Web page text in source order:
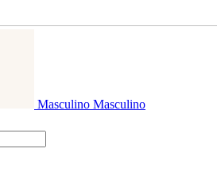
Masculino Masculino